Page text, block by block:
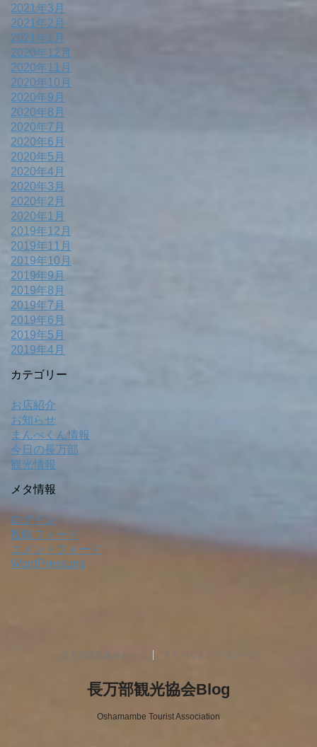
2021年3月
2021年2月
2021年1月
2020年12月
2020年11月
2020年10月
2020年9月
2020年8月
2020年7月
2020年6月
2020年5月
2020年4月
2020年3月
2020年2月
2020年1月
2019年12月
2019年11月
2019年10月
2019年9月
2019年8月
2019年7月
2019年6月
2019年5月
2019年4月
カテゴリー
お店紹介
お知らせ
まんべくん情報
今日の長万部
観光情報
メタ情報
ログイン
投稿フィード
コメントフィード
WordPress.org
長万部観光協会トップ まんべくんスケジュール
長万部観光協会Blog
Oshamambe Tourist Association